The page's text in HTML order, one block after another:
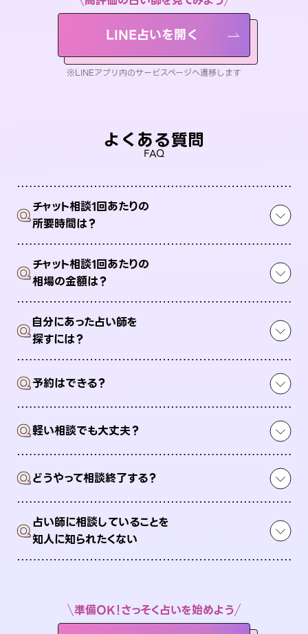
LINE占いを開く
※LINEアプリ内のサービスページへ遷移します
よくある質問
FAQ
Qチャット相談1回あたりの
所要時間は？
Qチャット相談1回あたりの
相場の金額は？
Q自分にあった占い師を
探すには？
Q予約はできる？
Q軽い相談でも大丈夫？
Qどうやって相談終了する？
Q占い師に相談していることを
知人に知られたくない
準備OK！さっそく占いを始めよう